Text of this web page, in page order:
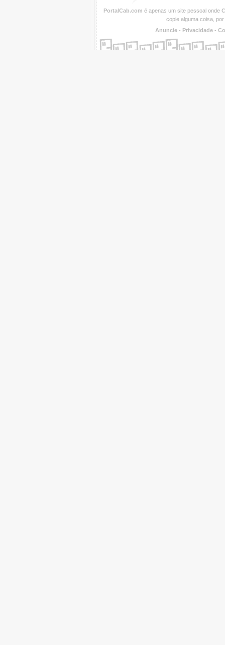
PortalCab.com é apenas um site pessoal onde
copie alguma coisa,
Anuncie - Privacidade -